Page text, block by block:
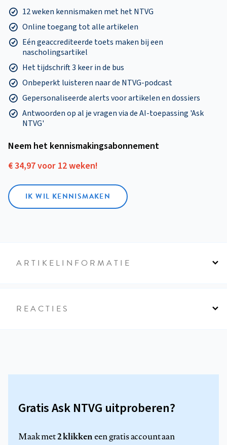
12 weken kennismaken met het NTVG
Online toegang tot alle artikelen
Eén geaccrediteerde toets maken bij een
nascholingsartikel
Het tijdschrift 3 keer in de bus
Onbeperkt luisteren naar de NTVG-podcast
Gepersonaliseerde alerts voor artikelen en dossiers
Antwoorden op al je vragen via de AI-toepassing 'Ask
NTVG'
Neem het kennismakings­abonnement
€ 34,97 voor 12 weken!
IK WIL KENNISMAKEN
ARTIKELINFORMATIE
REACTIES
Gratis Ask NTVG uitproberen?
Maak met2 klikkeneen gratis account aan